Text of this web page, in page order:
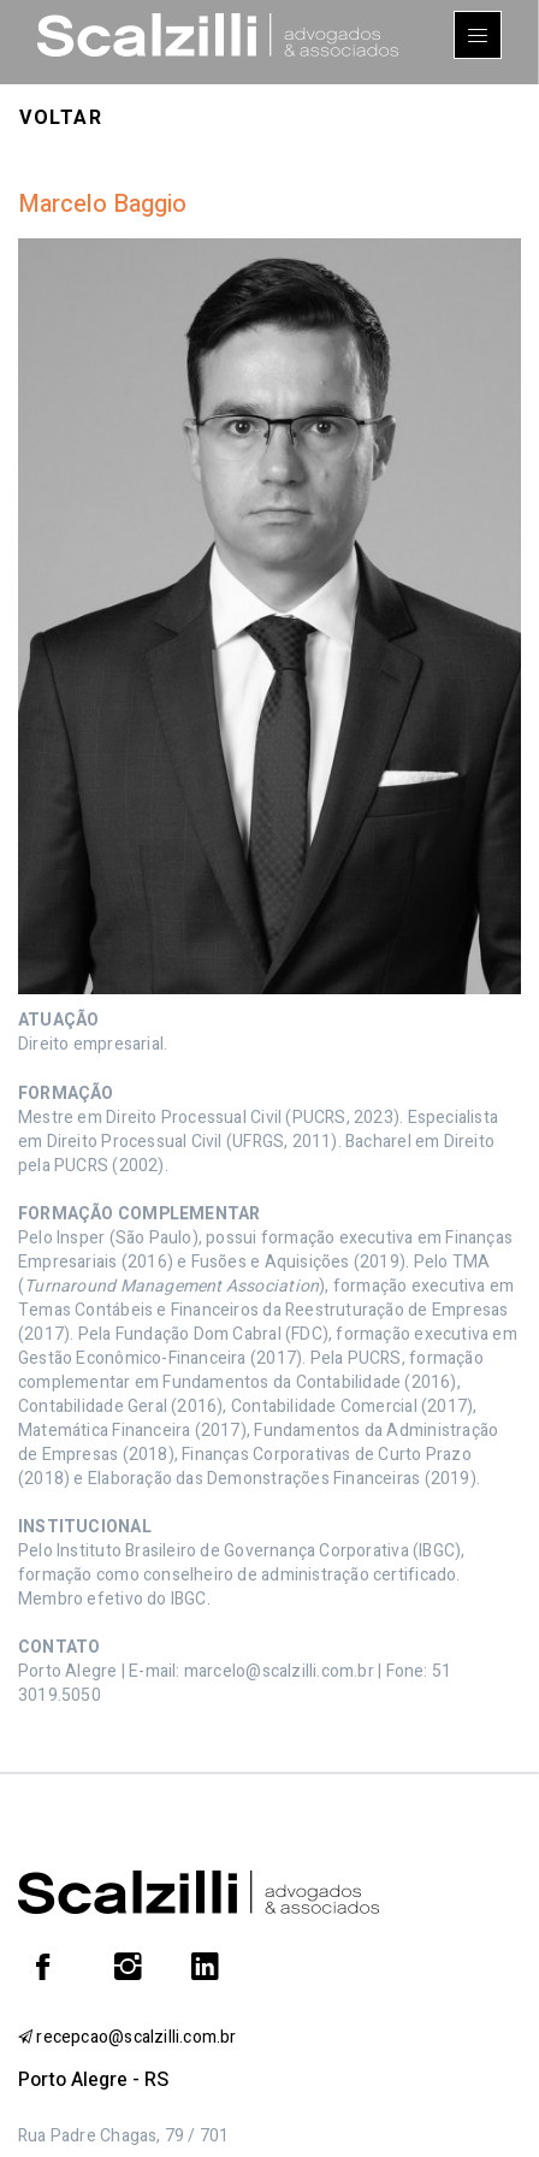
VOLTAR
Marcelo Baggio
ATUAÇÃO
Direito empresarial.
FORMAÇÃO
Mestre em Direito Processual Civil (PUCRS, 2023). Especialista
em Direito Processual Civil (UFRGS, 2011). Bacharel em Direito
pela PUCRS (2002).
FORMAÇÃO COMPLEMENTAR
Pelo Insper (São Paulo), possui formação executiva em Finanças
Empresariais (2016) e Fusões e Aquisições (2019). Pelo TMA
(Turnaround Management Association), formação executiva em
Temas Contábeis e Financeiros da Reestruturação de Empresas
(2017). Pela Fundação Dom Cabral (FDC), formação executiva em
Gestão Econômico-Financeira (2017). Pela PUCRS, formação
complementar em Fundamentos da Contabilidade (2016),
Contabilidade Geral (2016), Contabilidade Comercial (2017),
Matemática Financeira (2017), Fundamentos da Administração
de Empresas (2018), Finanças Corporativas de Curto Prazo
(2018) e Elaboração das Demonstrações Financeiras (2019).
INSTITUCIONAL
Pelo Instituto Brasileiro de Governança Corporativa (IBGC),
formação como conselheiro de administração certificado.
Membro efetivo do IBGC.
CONTATO
Porto Alegre | E-mail: marcelo@scalzilli.com.br | Fone: 51
3019.5050
recepcao@scalzilli.com.br
Porto Alegre - RS
Rua Padre Chagas, 79 / 701